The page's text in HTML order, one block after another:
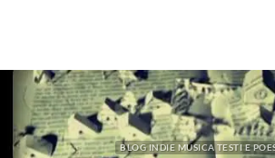
POLITICA POLITICI